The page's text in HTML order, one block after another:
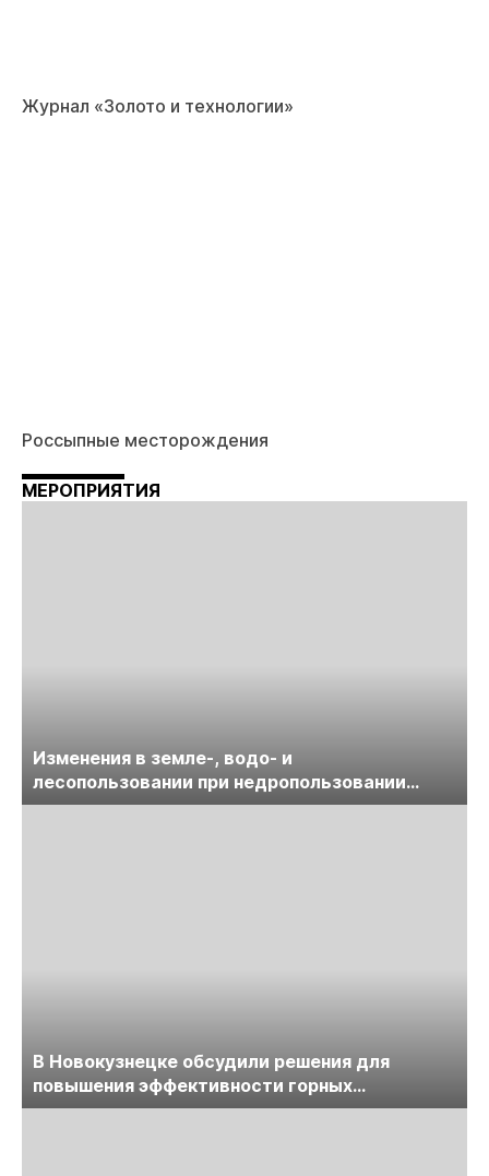
Журнал «Золото и технологии»
Россыпные месторождения
МЕРОПРИЯТИЯ
Изменения в земле-, водо- и
лесопользовании при недропользовании
обсудят на семинаре «ПравоТЭК»
В Новокузнецке обсудили решения для
повышения эффективности горных
предприятий